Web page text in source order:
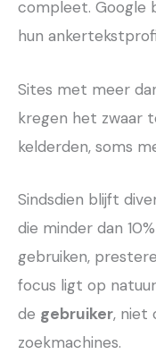
compleet. Google
hun
Sites met meer
kregen het zwaar
kelderden, soms
Sindsdien blijft
die minder dan
gebruiken,
focus ligt op
de gebruiker, niet
zoekmachines.